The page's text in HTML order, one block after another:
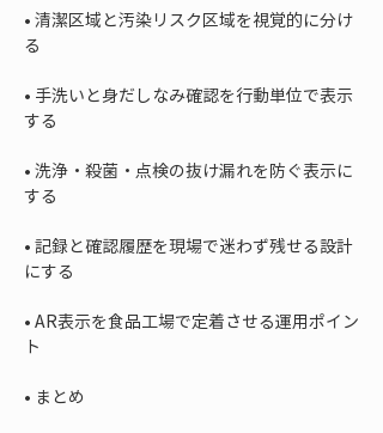
• 清潔区域と汚染リスク区域を視覚的に分け
• 手洗いと身だしなみ確認を行動単位で表示
• 洗浄・殺菌・点検の抜け漏れを防ぐ表示に
• 記録と確認履歴を現場で迷わず残せる設計
• AR表示を食品工場で定着させる運用ポイン
• まとめ